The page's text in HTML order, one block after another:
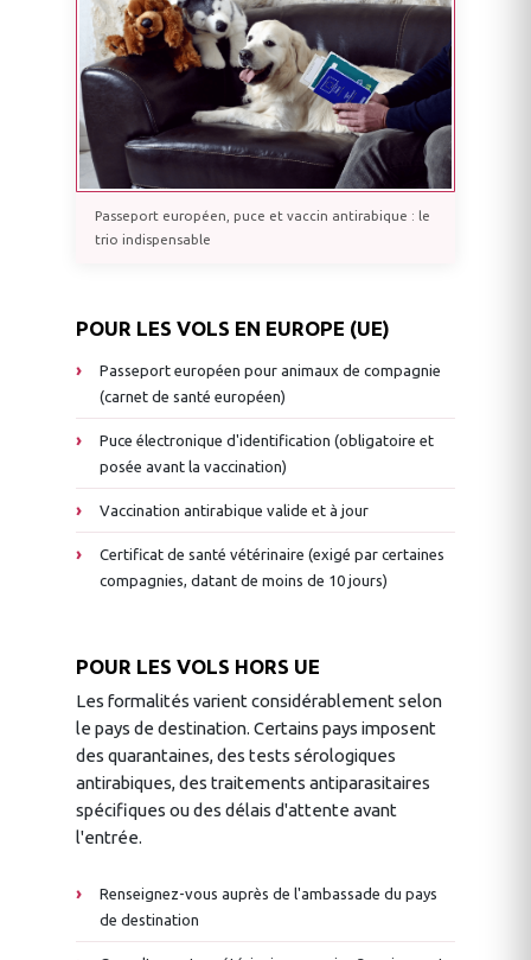
Passeport européen, puce et vaccin antirabique : le
trio indispensable
POUR LES VOLS EN EUROPE (UE)
Passeport européen pour animaux de compagnie
(carnet de santé européen)
Puce électronique d'identification (obligatoire et
posée avant la vaccination)
Vaccination antirabique valide et à jour
Certificat de santé vétérinaire (exigé par certaines
compagnies, datant de moins de 10 jours)
POUR LES VOLS HORS UE
Les formalités varient considérablement selon
le pays de destination. Certains pays imposent
des quarantaines, des tests sérologiques
antirabiques, des traitements antiparasitaires
spécifiques ou des délais d'attente avant
l'entrée.
Renseignez-vous auprès de l'ambassade du pays
de destination